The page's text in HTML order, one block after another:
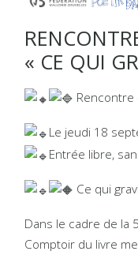
« CE QUI
Le jeudi 18
Entrée libre,
Ce qui
Dans le cadre de la
Comptoir du livre